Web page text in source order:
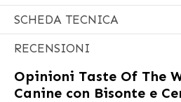
SCHEDA TECNICA
RECENSIONI
Opinioni Taste Of The
Canine con Bisonte e